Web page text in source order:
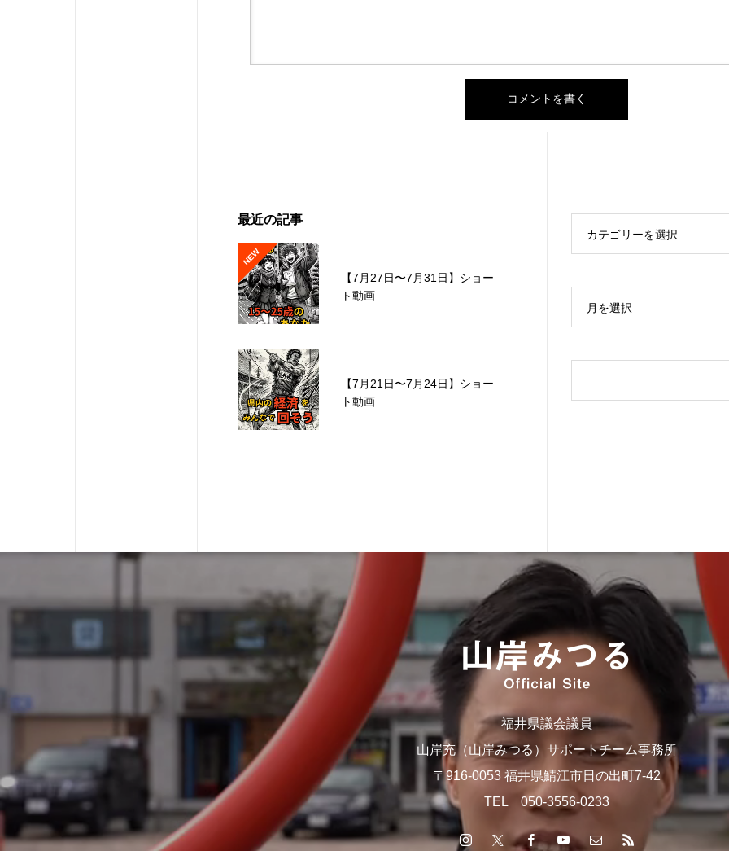
最近の記事
NEW
【7月27日〜7月31日】ショー
ト動画
【7月21日〜7月24日】ショー
ト動画
カテゴリーを選択
月を選択
福井県議会議員
山岸充（山岸みつる）サポートチーム事務所
〒916-0053 福井県鯖江市日の出町7-42
TEL 050-3556-0233